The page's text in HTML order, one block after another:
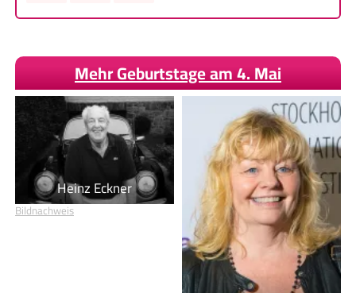
Mehr Geburtstage am 4. Mai
Heinz Eckner
Bildnachweis